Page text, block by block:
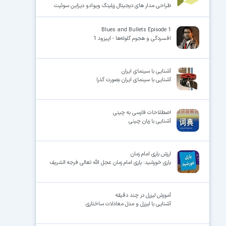
طراحی مدار های دیجیتال زیلینگ ویوادو دیزاین سوئیت
Blues and Bullets Episode 1
افسردگی و هجوم گلوله‌ها - اپیزود 1
آشنایی با سینمای ایران
آشنایی با سینمای ایران بصورت گذرا
اصطلاحات فارسی به چینی
آشنایی با زبان چینی
ارزش یاری امام زمان
یاری خورشید: یاری امام زمان عجل الله تعالی فرجه الشریف
آموزش لیزرل در چند دقیقه
آشنایی با لیزرل و مدل معادلات ساختاری